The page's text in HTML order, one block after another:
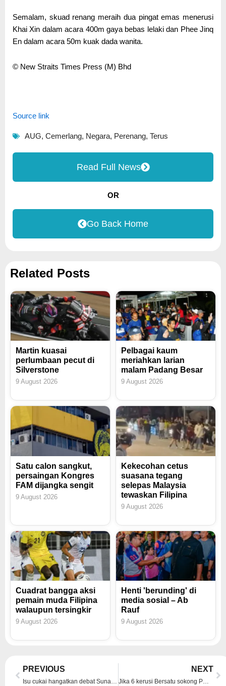
Semalam, skuad renang meraih dua pingat emas menerusi
Khai Xin dalam acara 400m gaya bebas lelaki dan Phee Jinq
En dalam acara 50m kuak dada wanita.
© New Straits Times Press (M) Bhd
Source link
AUG, Cemerlang, Negara, Perenang, Terus
Read Full News
OR
Go Back Home
Related Posts
Martin kuasai
perlumbaan pecut di
Silverstone
9 August 2026
Pelbagai kaum
meriahkan larian
malam Padang Besar
9 August 2026
Satu calon sangkut,
persaingan Kongres
FAM dijangka sengit
9 August 2026
Kekecohan cetus
suasana tegang
selepas Malaysia
tewaskan Filipina
9 August 2026
Cuadrat bangga aksi
pemain muda Filipina
walaupun tersingkir
9 August 2026
Henti 'berunding' di
media sosial – Ab
Rauf
9 August 2026
Prev
PREVIOUS
Isu cukai hangatkan debat Sunak, Starmer
NEXT
Jika 6 kerusi Bersatu sokong PMX kekal, 10 kerusi BN sokong PN – Annuar